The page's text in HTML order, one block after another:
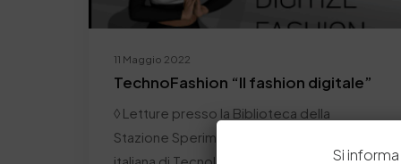
11 Maggio 2022
TechnoFashion “Il fashion digitale”
◊ Letture presso la Biblioteca della
Stazione Sperimentale Pelli ◊ Rivista
Si